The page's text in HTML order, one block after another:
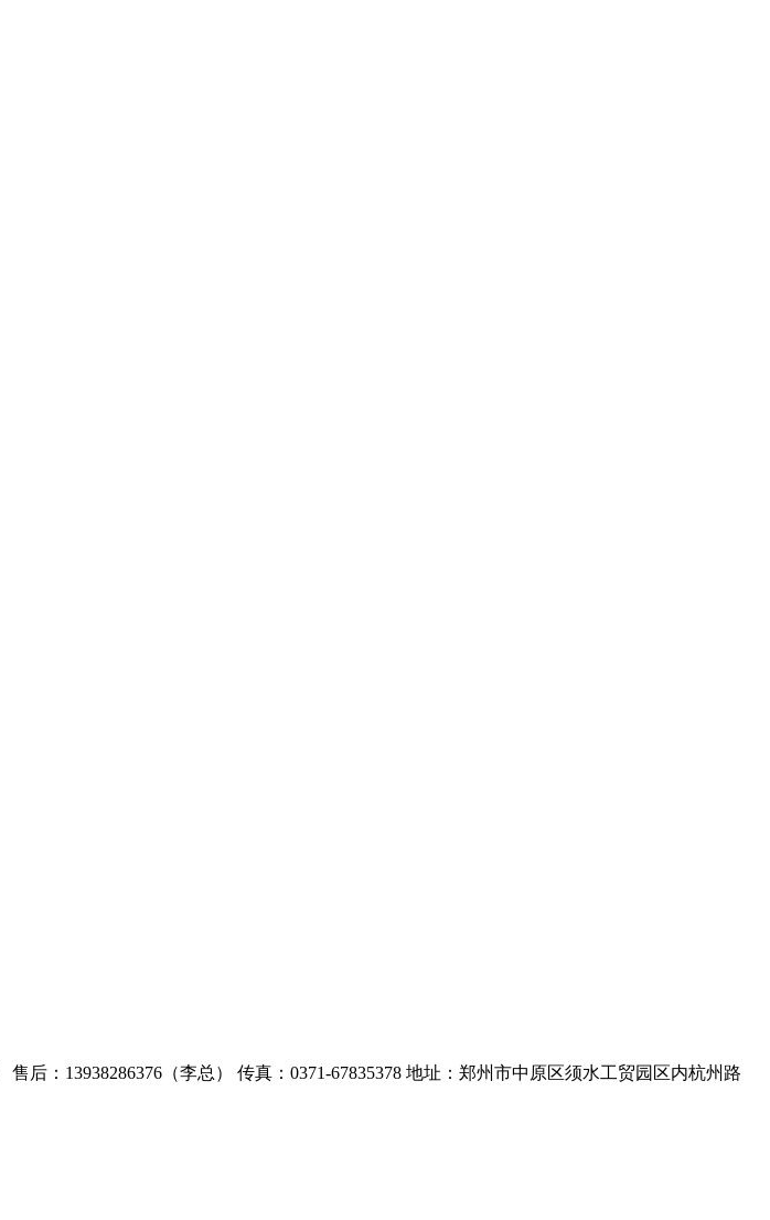
售后：13938286376（李总） 传真：0371-67835378 地址：郑州市中原区须水工贸园区内杭州路